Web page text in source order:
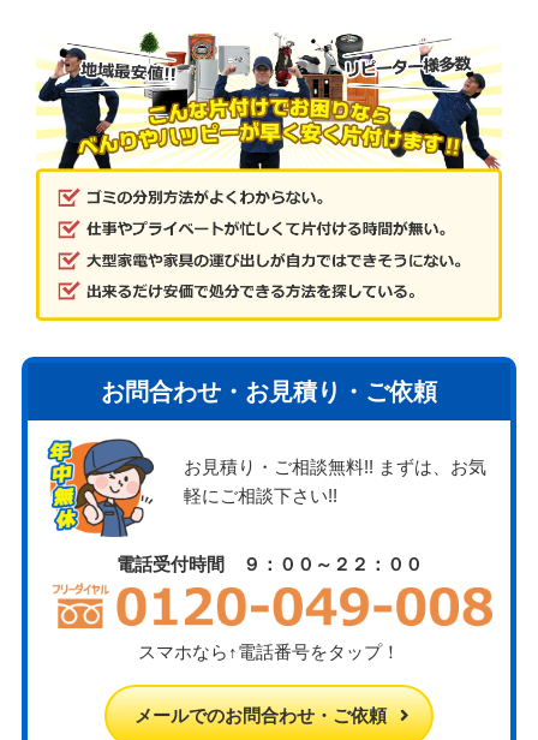
お問合わせ・お見積り・ご依頼
お見積り・ご相談無料!! まずは、お気
軽にご相談下さい!!
電話受付時間 ９：００～２２：００
スマホなら↑電話番号をタップ！
メールでのお問合わせ・ご依頼